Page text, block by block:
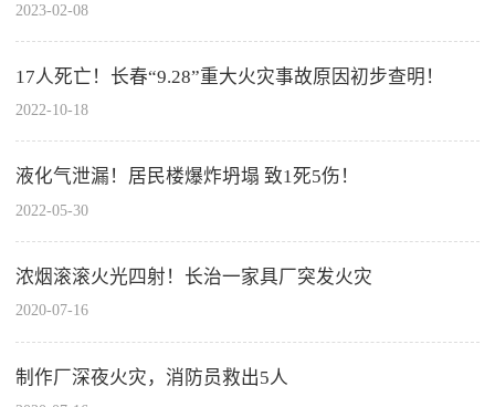
2023-02-08
17人死亡！长春“9.28”重大火灾事故原因初步查明！
2022-10-18
液化气泄漏！居民楼爆炸坍塌 致1死5伤！
2022-05-30
浓烟滚滚火光四射！长治一家具厂突发火灾
2020-07-16
制作厂深夜火灾，消防员救出5人